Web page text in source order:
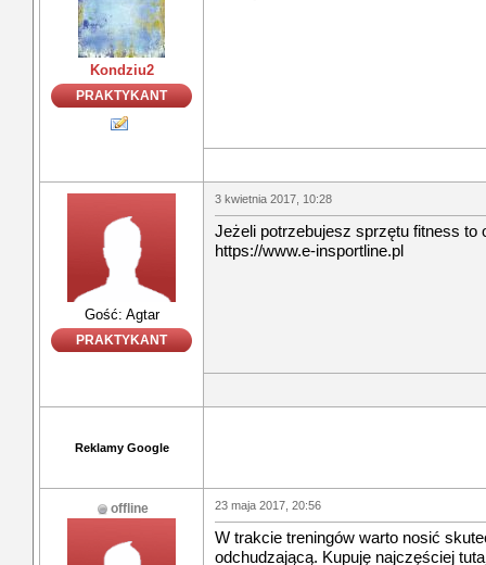
Kondziu2
PRAKTYKANT
Gość: Agtar
PRAKTYKANT
3 kwietnia 2017, 10:28
Jeżeli potrzebujesz sprzętu fitness
https://www.e-insportline.pl
Reklamy Google
offline 23 maja 2017, 20:56
W trakcie treningów warto nosić
odchudzającą. Kupuję najczęściej